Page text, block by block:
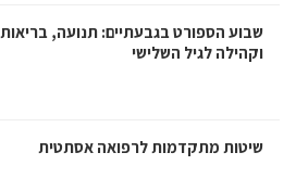
שבוע הספורט בגבעתיים: תנועה, בריאות
וקהילה לגיל השלישי
שיטות מתקדמות לרפואה אסתטית